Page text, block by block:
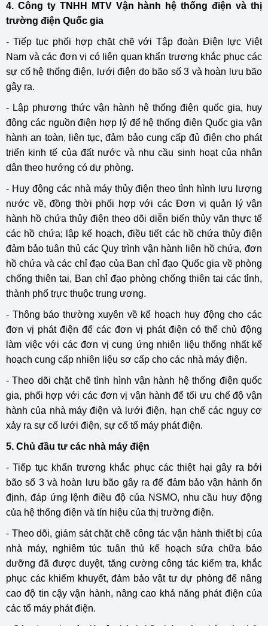
4. Công ty TNHH MTV Vận hành hệ thống điện và thị
trường điện Quốc gia
- Tiếp tục phối hợp chặt chẽ với Tập đoàn Điện lực Việt
Nam và các đơn vị có liên quan khẩn trương khắc phục các
sự cố hệ thống điện, lưới điện do bão số 3 và hoàn lưu bão
gây ra.
- Lập phương thức vận hành hệ thống điện quốc gia, huy
động các nguồn điện hợp lý để hệ thống điện Quốc gia vận
hành an toàn, liên tục, đảm bảo cung cấp đủ điện cho phát
triển kinh tế của đất nước và nhu cầu sinh hoạt của nhân
dân theo hướng có dự phòng.
- Huy động các nhà máy thủy điện theo tình hình lưu lượng
nước về, đồng thời phối hợp với các Đơn vị quản lý vận
hành hồ chứa thủy điện theo dõi diễn biến thủy văn thực tế
các hồ chứa; lập kế hoạch, điều tiết các hồ chứa thủy điện
đảm bảo tuân thủ các Quy trình vận hành liên hồ chứa, đơn
hồ chứa và các chỉ đạo của Ban chỉ đạo Quốc gia về phòng
chống thiên tai, Ban chỉ đạo phòng chống thiên tai các tỉnh,
thành phố trực thuộc trung ương.
- Thông báo thường xuyên về kế hoạch huy động cho các
đơn vị phát điện để các đơn vị phát điện có thể chủ động
làm việc với các đơn vị cung ứng nhiên liệu thống nhất kế
hoạch cung cấp nhiên liệu sơ cấp cho các nhà máy điện.
- Theo dõi chặt chẽ tình hình vận hành hệ thống điện quốc
gia, phối hợp với các đơn vị vận hành để tối ưu chế độ vận
hành của nhà máy điện và lưới điện, hạn chế các nguy cơ
xảy ra sự cố lưới điện, sự cố tổ máy phát điện.
5. Chủ đầu tư các nhà máy điện
- Tiếp tục khẩn trương khắc phục các thiệt hại gây ra bởi
bão số 3 và hoàn lưu bão gây ra để đảm bảo vận hành ổn
định, đáp ứng lệnh điều độ của NSMO, nhu cầu huy động
của hệ thống điện và tín hiệu của thị trường điện.
- Theo dõi, giám sát chặt chẽ công tác vận hành thiết bị của
nhà máy, nghiêm túc tuân thủ kế hoạch sửa chữa bảo
dưỡng đã được duyệt, tăng cường công tác kiểm tra, khắc
phục các khiếm khuyết, đảm bảo vật tư dự phòng để nâng
cao độ tin cậy vận hành, nâng cao khả năng phát điện của
các tổ máy phát điện.